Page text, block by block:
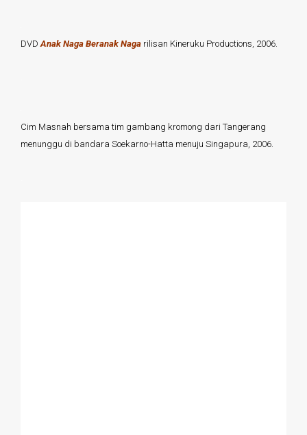
DVDAnak Naga Beranak Naga rilisan Kineruku Productions, 2006.
Cim Masnah bersama tim gambang kromong dari Tangerang
menunggu di bandara Soekarno-Hatta menuju Singapura, 2006.